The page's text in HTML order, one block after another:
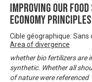
Improving our
economy
Cible géographique: Sans
Area of divergence
whether bio fertilizers are
synthetic. Whether all
of nature were referenced